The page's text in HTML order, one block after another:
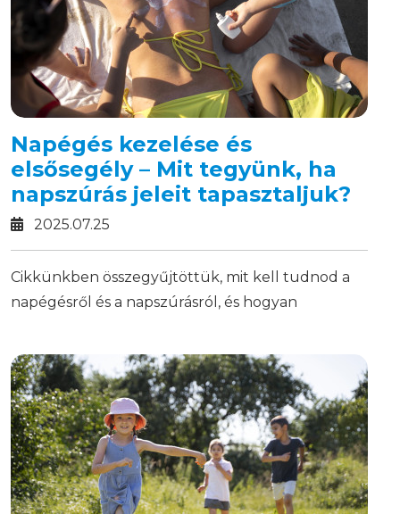
Napégés kezelése és
elsősegély – Mit tegyünk, ha
napszúrás jeleit tapasztaljuk?
2025.07.25
Cikkünkben összegyűjtöttük, mit kell tudnod a
napégésről és a napszúrásról, és hogyan